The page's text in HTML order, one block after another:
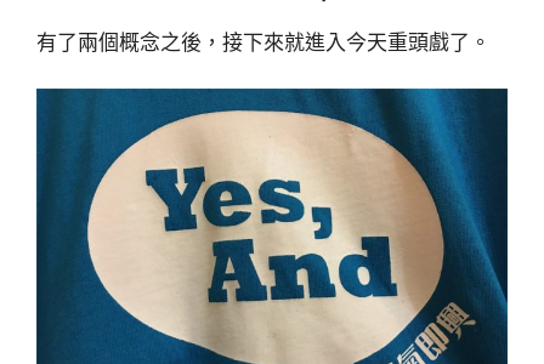
有了兩個概念之後，接下來就進入今天重頭戲了。